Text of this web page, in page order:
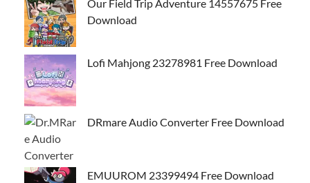
Our Field Trip Adventure 14557675 Free
Download
Lofi Mahjong 23278981 Free Download
DRmare Audio Converter Free Download
EMUUROM 23399494 Free Download